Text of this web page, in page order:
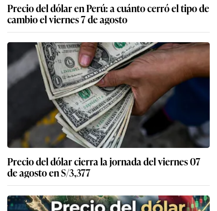
Precio del dólar en Perú: a cuánto cerró el tipo de
cambio el viernes 7 de agosto
Precio del dólar cierra la jornada del viernes 07
de agosto en S/3,377